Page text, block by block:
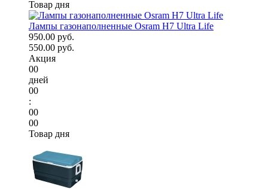
Товар дня
Лампы газонаполненные Osram H7 Ultra Life
950.00 руб.
550.00 руб.
Акция
00
дней
00
:
00
00
Товар дня